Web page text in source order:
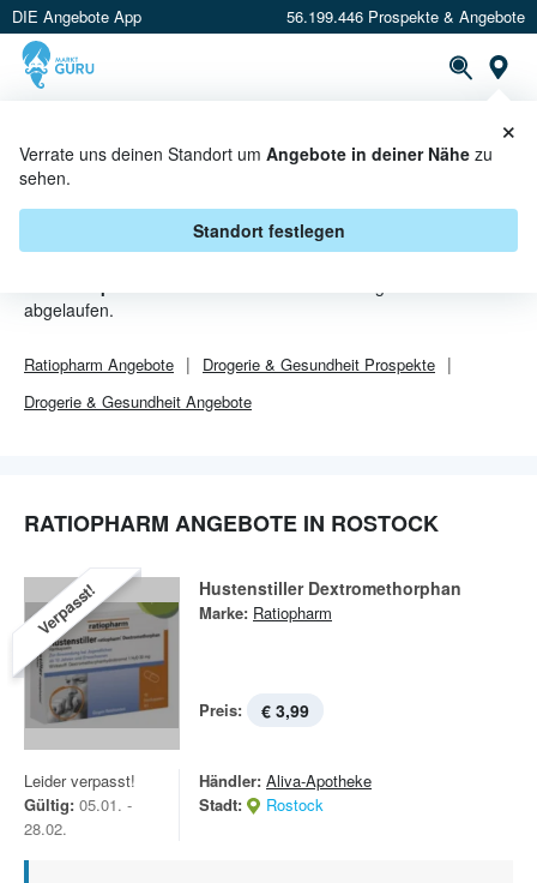
DIE Angebote App 56.199.446 Prospekte & Angebote
Verrate uns deinen Standort um Angebote in deiner Nähe zu
sehen.
Standort festlegen
×
RATIOPHARM ANGEBOTE IN
abgelaufen.
Ratiopharm Angebote Drogerie & Gesundheit Prospekte
Drogerie & Gesundheit Angebote
RATIOPHARM ANGEBOTE IN ROSTOCK
Verpasst! Hustenstiller Dextromethorphan
Marke: Ratiopharm
Preis: € 3,99
Leider verpasst!
Gültig: 05.01. -
28.02.
Händler: Aliva-Apotheke
Stadt:
Rostock